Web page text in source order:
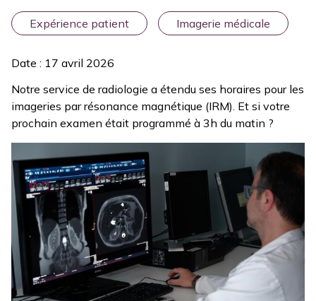
Expérience patient Imagerie médicale
Date : 17 avril 2026
Notre service de radiologie a étendu ses horaires pour les
imageries par résonance magnétique (IRM). Et si votre
prochain examen était programmé à 3h du matin ?